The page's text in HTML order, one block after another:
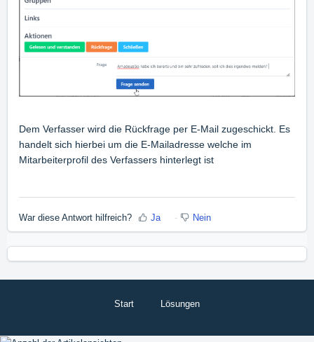
Dem Verfasser wird die Rückfrage per E-Mail zugeschickt. Es
handelt sich hierbei um die E-Mailadresse welche im
Mitarbeiterprofil des Verfassers hinterlegt ist
War diese Antwort hilfreich? Ja Nein
Start Lösungen